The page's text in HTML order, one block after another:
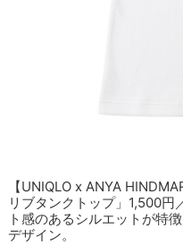
【UNIQLO x ANYA
リブタンクトップ」1,500円
ト感のあるシルエットが特
デザイン。